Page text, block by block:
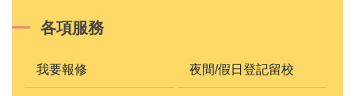
各項服務
我要報修 夜間/假日登記留校